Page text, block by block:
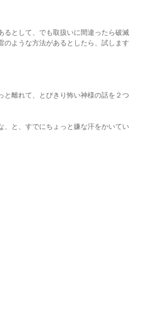
るとして、でも取扱いに間違ったら破滅
のような方法があるとしたら、試します
と離れて、とびきり怖い神様の話を２つ
、と、すでにちょっと嫌な汗をかいてい